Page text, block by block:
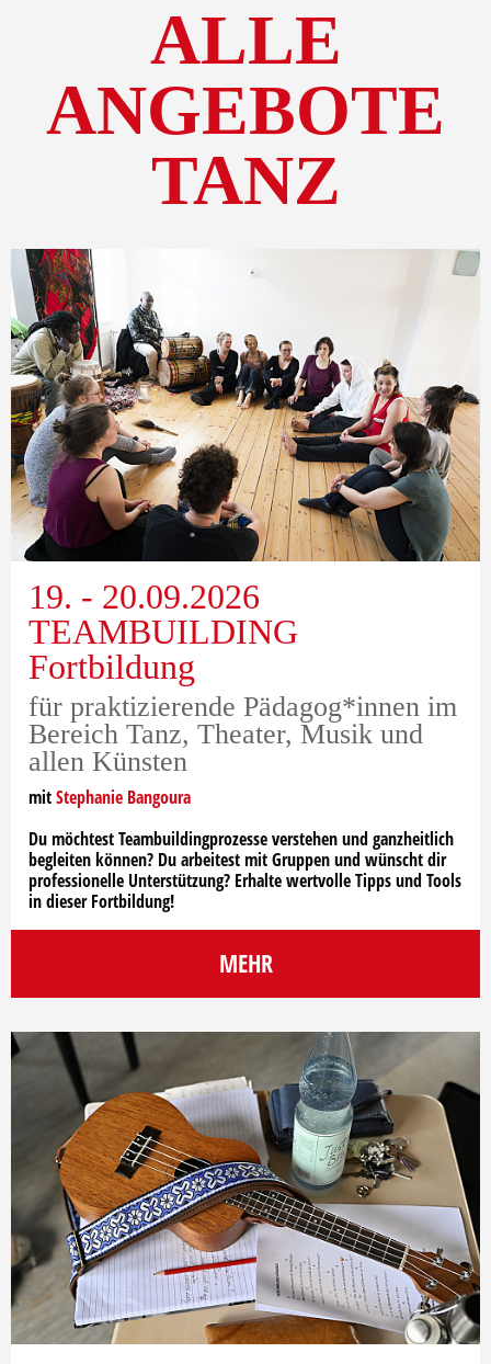
ALLE
ANGEBOTE
TANZ
19. - 20.09.2026
TEAMBUILDING
Fortbildung
für praktizierende Pädagog*innen im
Bereich Tanz, Theater, Musik und
allen Künsten
mitStephanie Bangoura
Du möchtest Teambuildingprozesse verstehen und ganzheitlich
begleiten können? Du arbeitest mit Gruppen und wünscht dir
professionelle Unterstützung? Erhalte wertvolle Tipps und Tools
in dieser Fortbildung!
MEHR